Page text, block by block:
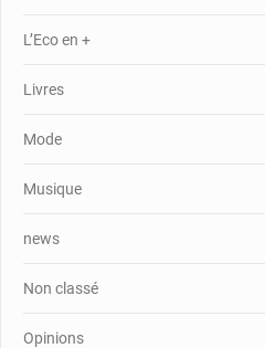
L’Eco en +
Livres
Mode
Musique
news
Non classé
Opinions